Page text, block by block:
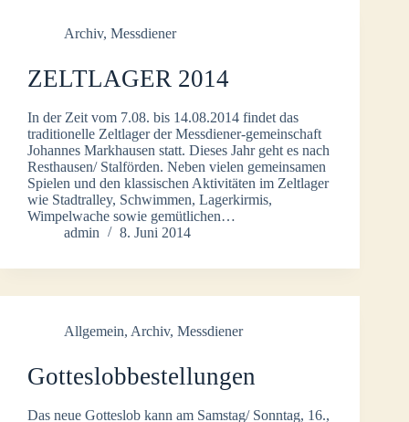
Archiv, Messdiener
ZELTLAGER 2014
In der Zeit vom 7.08. bis 14.08.2014 findet das
traditionelle Zeltlager der Messdiener-gemeinschaft
Johannes Markhausen statt. Dieses Jahr geht es nach
Resthausen/ Stalförden. Neben vielen gemeinsamen
Spielen und den klassischen Aktivitäten im Zeltlager
wie Stadtralley, Schwimmen, Lagerkirmis,
Wimpelwache sowie gemütlichen…
admin
8. Juni 2014
Allgemein, Archiv, Messdiener
Gotteslobbestellungen
Das neue Gotteslob kann am Samstag/ Sonntag, 16.,